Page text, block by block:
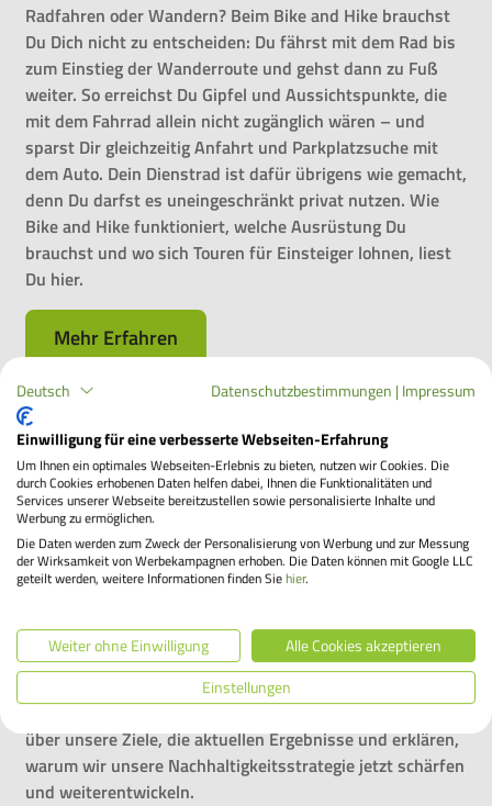
Radfahren oder Wandern? Beim Bike and Hike brauchst
Du Dich nicht zu entscheiden: Du fährst mit dem Rad bis
zum Einstieg der Wanderroute und gehst dann zu Fuß
weiter. So erreichst Du Gipfel und Aussichtspunkte, die
mit dem Fahrrad allein nicht zugänglich wären – und
sparst Dir gleichzeitig Anfahrt und Parkplatzsuche mit
dem Auto. Dein Dienstrad ist dafür übrigens wie gemacht,
denn Du darfst es uneingeschränkt privat nutzen. Wie
Bike and Hike funktioniert, welche Ausrüstung Du
brauchst und wo sich Touren für Einsteiger lohnen, liest
Du hier.
Mehr Erfahren
Unsere Nachhaltigkeitsziele 2030 - früher erreicht als
erwartet
Die Bikeleasing-Gruppe hat sich klare und messbare
Nachhaltigkeitsziele bis zum Jahr 2030 gesetzt. Unsere
Evaluation für das Jahr 2025 zeigt: Wir haben unsere
Nachhaltigkeitsziele haben wir früher erfüllt als geplant.
Ein Ergebnis, das uns stolz macht, aber auch eine klare
Botschaft sendet: Es ist Zeit, die Latte höher zu legen. In
diesem Blogpost geben wir einen transparenten Überblick
über unsere Ziele, die aktuellen Ergebnisse und erklären,
warum wir unsere Nachhaltigkeitsstrategie jetzt schärfen
und weiterentwickeln.
Deutsch Datenschutzbestimmungen |Impressum
Einwilligung für eine verbesserte Webseiten-Erfahrung
Um Ihnen ein optimales Webseiten-Erlebnis zu bieten, nutzen wir Cookies. Die
durch Cookies erhobenen Daten helfen dabei, Ihnen die Funktionalitäten und
Services unserer Webseite bereitzustellen sowie personalisierte Inhalte und
Werbung zu ermöglichen.
Die Daten werden zum Zweck der Personalisierung von Werbung und zur Messung
der Wirksamkeit von Werbekampagnen erhoben. Die Daten können mit Google LLC
geteilt werden, weitere Informationen finden Siehier.
Weiter ohne Einwilligung
Alle Cookies akzeptieren
Einstellungen